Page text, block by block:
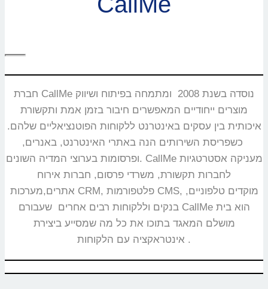
חברת CallMe נוסדה בשנת 2008 ומתמחה בפיתוח ושיווק
מוצרים ייחודיים המאפשרים חיבור בזמן אמת ותקשורת
איכותית בין עסקים באינטרנט ללקוחות הפוטנציאליים שלהם.
כשפריסת השירותים הנה באתרי האינטרנט, באנרים,
ופרסומות בערוצי המדיה השונים. CallMe מעניקה אסטרטגיות
לחברות תקשורת, משרדי פרסום, חברות אירוח
אתרים,מערכות CRM, פלטפורמות CMS, מוקדים טלפוניים,
בנקים וללקוחות רבים אחרים שעבורם CallMe הוא בית
מושלם המאגד בתוכו את כל מה שמסייע ביצירת
אינטראקציה עם הלקוחות.